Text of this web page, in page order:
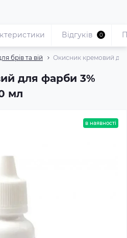
брів та вій Окисник кремовий
для фарби 3%
мл
Відгуків 0
в наявності